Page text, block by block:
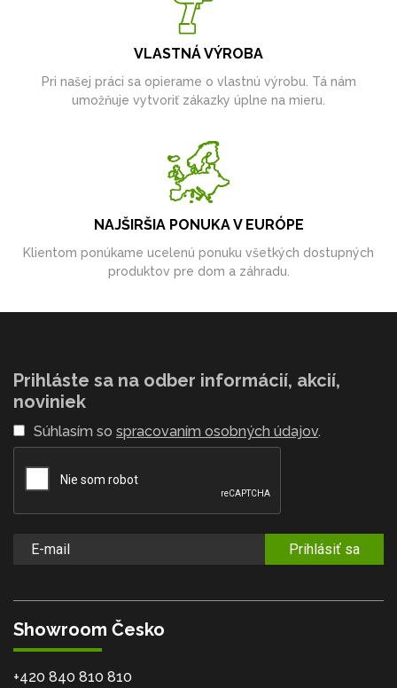
VLASTNÁ VÝROBA
Pri našej práci sa opierame o vlastnú výrobu. Tá nám
umožňuje vytvoriť zákazky úplne na mieru.
NAJŠIRŠIA PONUKA V EURÓPE
Klientom ponúkame ucelenú ponuku všetkých dostupných
produktov pre dom a záhradu.
Prihláste sa na odber informácií, akcií,
noviniek
Súhlasím so spracovaním osobných údajov.
Prihlásiť sa
Showroom Česko
+420 840 810 810